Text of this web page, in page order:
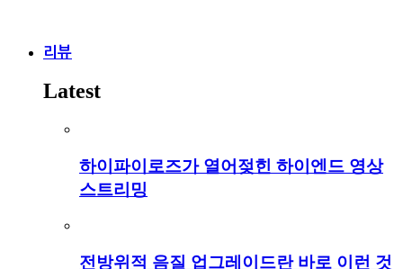
리뷰
Latest
하이파이로즈가 열어젖힌 하이엔드 영상
스트리밍
전방위적 음질 업그레이드란 바로 이런 것